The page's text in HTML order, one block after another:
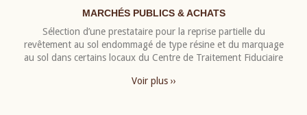
MARCHÉS PUBLICS & ACHATS
Sélection d’une prestataire pour la reprise partielle du
revêtement au sol endommagé de type résine et du marquage
au sol dans certains locaux du Centre de Traitement Fiduciaire
Voir plus ››